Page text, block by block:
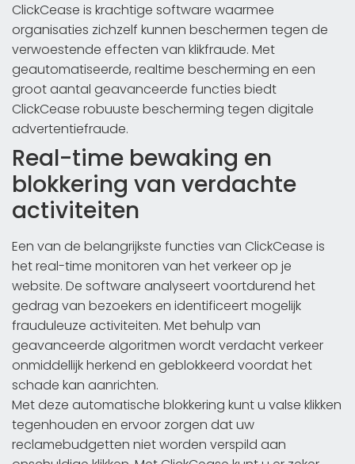
ClickCease is krachtige software waarmee
organisaties zichzelf kunnen beschermen tegen de
verwoestende effecten van klikfraude. Met
geautomatiseerde, realtime bescherming en een
groot aantal geavanceerde functies biedt
ClickCease robuuste bescherming tegen digitale
advertentiefraude.
Real-time bewaking en
blokkering van verdachte
activiteiten
Een van de belangrijkste functies van ClickCease is
het real-time monitoren van het verkeer op je
website. De software analyseert voortdurend het
gedrag van bezoekers en identificeert mogelijk
frauduleuze activiteiten. Met behulp van
geavanceerde algoritmen wordt verdacht verkeer
onmiddellijk herkend en geblokkeerd voordat het
schade kan aanrichten.
Met deze automatische blokkering kunt u valse klikken
tegenhouden en ervoor zorgen dat uw
reclamebudgetten niet worden verspild aan